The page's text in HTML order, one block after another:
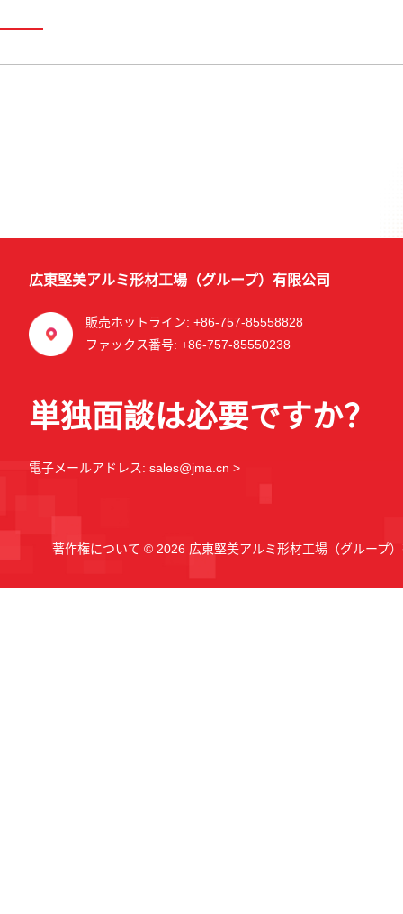
広東堅美アルミ形材工場（グループ）有限公司
販売ホットライン: +86-757-85558828
ファックス番号: +86-757-85550238
単独面談は必要ですか？
電子メールアドレス: sales@jma.cn >
著作権について © 2026 広東堅美アルミ形材工場（グループ